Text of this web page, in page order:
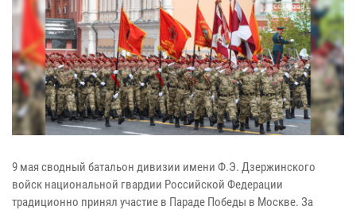
9 мая сводный батальон дивизии имени Ф.Э. Дзержинского
войск национальной гвардии Российской Федерации
традиционно принял участие в Параде Победы в Москве. За